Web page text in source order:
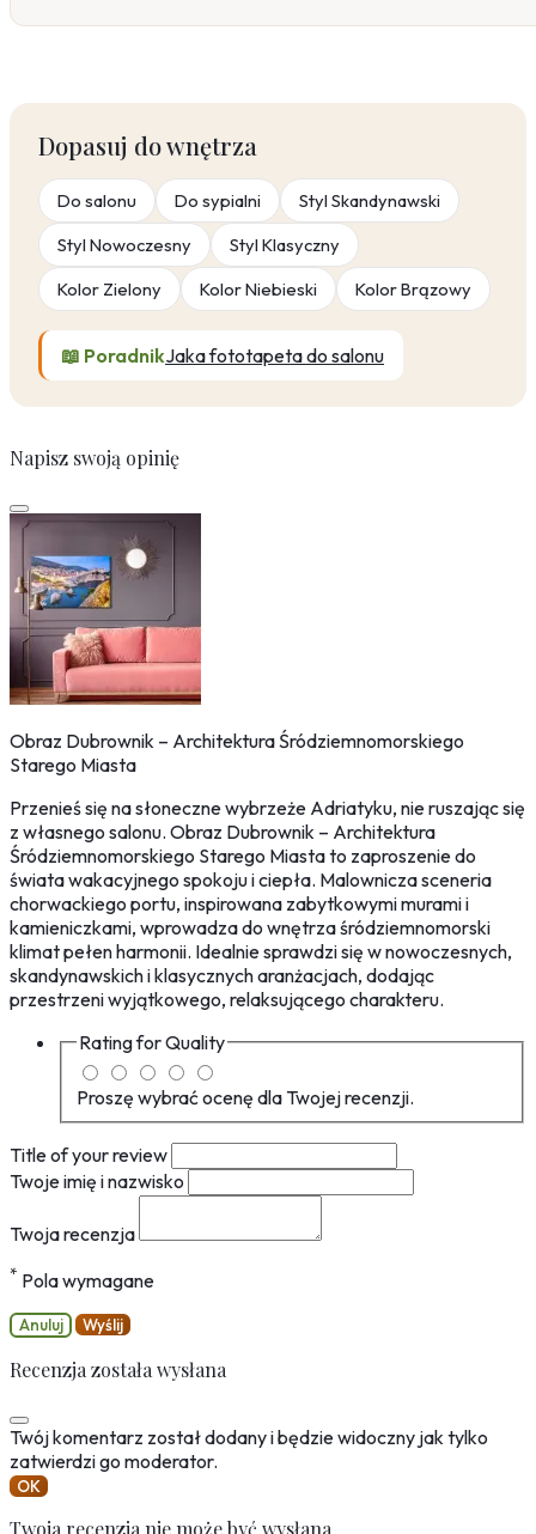
Dopasuj do wnętrza
Do salonu Do sypialni
Styl Skandynawski
Styl Nowoczesny
Styl Klasyczny
Kolor Zielony
Kolor Niebieski Kolor Brązowy
📖 PoradnikJaka fototapeta do salonu
Napisz swoją opinię
Obraz Dubrownik – Architektura Śródziemnomorskiego
Starego Miasta
Przenieś się na słoneczne wybrzeże Adriatyku, nie ruszając się
z własnego salonu. Obraz Dubrownik – Architektura
Śródziemnomorskiego Starego Miasta to zaproszenie do
świata wakacyjnego spokoju i ciepła. Malownicza sceneria
chorwackiego portu, inspirowana zabytkowymi murami i
kamieniczkami, wprowadza do wnętrza śródziemnomorski
klimat pełen harmonii. Idealnie sprawdzi się w nowoczesnych,
skandynawskich i klasycznych aranżacjach, dodając
przestrzeni wyjątkowego, relaksującego charakteru.
Rating forQuality
Proszę wybrać ocenę dla Twojej recenzji.
Title of your review
Twoje imię i nazwisko
Twoja recenzja
* Pola wymagane
Anuluj Wyślij
Recenzja została wysłana
Twój komentarz został dodany i będzie widoczny jak tylko
zatwierdzi go moderator.
OK
Twoja recenzja nie może być wysłana